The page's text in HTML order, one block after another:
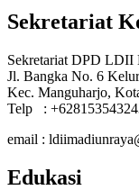
Sekretariat
Sekretariat DPD LDII
Jl. Bangka No. 6
Kec. Manguharjo,
Telp :
email :
Edukasi